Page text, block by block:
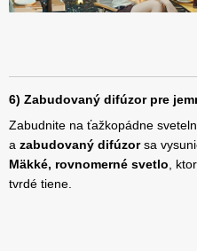
6) Zabudovaný difúzor pre
Zabudnite na ťažkopádne
a zabudovaný difúzorsa
Mäkké, rovnomerné svetlo ,
tvrdé tiene.